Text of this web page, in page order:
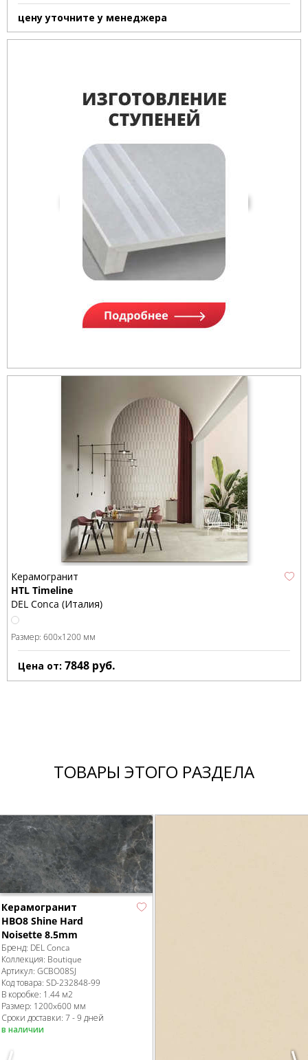
цену уточните у менеджера
Керамогранит
HTL Timeline
DEL Conca (Италия)
Размер: 600x1200 мм
Цена от: 7848 руб.
ТОВАРЫ ЭТОГО РАЗДЕЛА
Керамогранит
HBO8 Shine Hard
Noisette 8.5mm
Бренд: DEL Conca
Коллекция: Boutique
Артикул: GCBO08SJ
Код товара: SD-232848-99
В коробке: 1.44 м2
Размер: 1200x600 мм
Сроки доставки: 7 - 9 дней
в наличии